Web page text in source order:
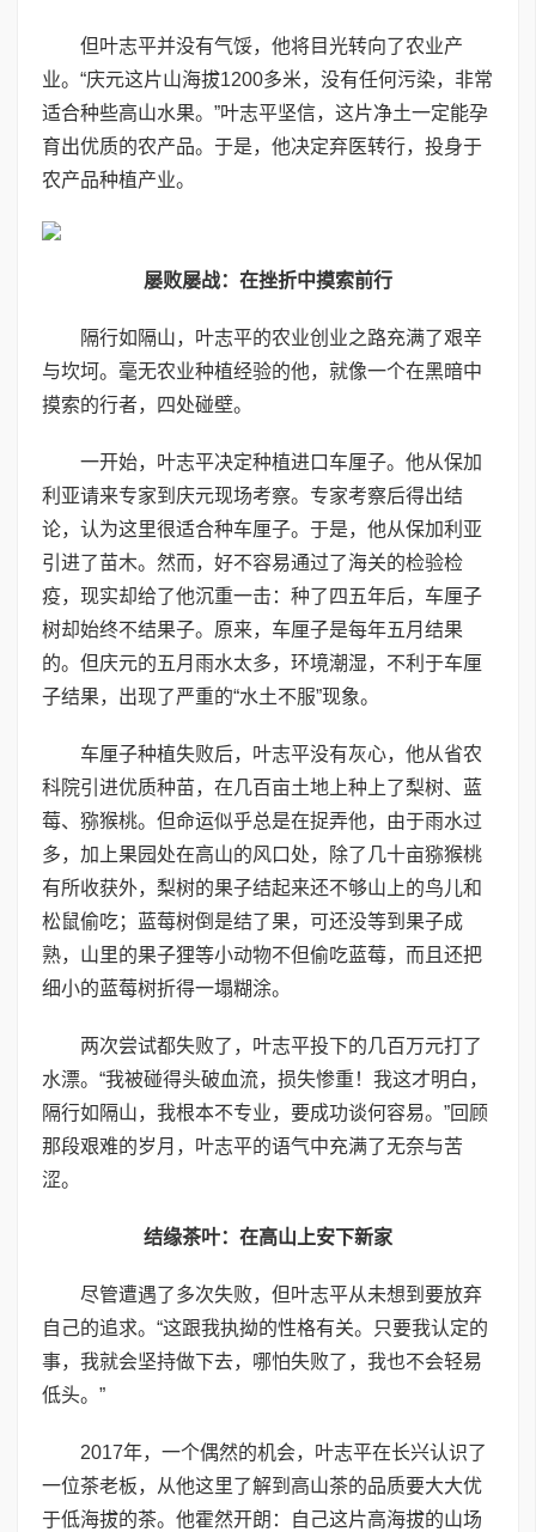
但叶志平并没有气馁，他将目光转向了农业产
业。“庆元这片山海拔1200多米，没有任何污染，非常
适合种些高山水果。”叶志平坚信，这片净土一定能孕
育出优质的农产品。于是，他决定弃医转行，投身于
农产品种植产业。
屡败屡战：在挫折中摸索前行
隔行如隔山，叶志平的农业创业之路充满了艰辛
与坎坷。毫无农业种植经验的他，就像一个在黑暗中
摸索的行者，四处碰壁。
一开始，叶志平决定种植进口车厘子。他从保加
利亚请来专家到庆元现场考察。专家考察后得出结
论，认为这里很适合种车厘子。于是，他从保加利亚
引进了苗木。然而，好不容易通过了海关的检验检
疫，现实却给了他沉重一击：种了四五年后，车厘子
树却始终不结果子。原来，车厘子是每年五月结果
的。但庆元的五月雨水太多，环境潮湿，不利于车厘
子结果，出现了严重的“水土不服”现象。
车厘子种植失败后，叶志平没有灰心，他从省农
科院引进优质种苗，在几百亩土地上种上了梨树、蓝
莓、猕猴桃。但命运似乎总是在捉弄他，由于雨水过
多，加上果园处在高山的风口处，除了几十亩猕猴桃
有所收获外，梨树的果子结起来还不够山上的鸟儿和
松鼠偷吃；蓝莓树倒是结了果，可还没等到果子成
熟，山里的果子狸等小动物不但偷吃蓝莓，而且还把
细小的蓝莓树折得一塌糊涂。
两次尝试都失败了，叶志平投下的几百万元打了
水漂。“我被碰得头破血流，损失惨重！我这才明白，
隔行如隔山，我根本不专业，要成功谈何容易。”回顾
那段艰难的岁月，叶志平的语气中充满了无奈与苦
涩。
结缘茶叶：在高山上安下新家
尽管遭遇了多次失败，但叶志平从未想到要放弃
自己的追求。“这跟我执拗的性格有关。只要我认定的
事，我就会坚持做下去，哪怕失败了，我也不会轻易
低头。”
2017年，一个偶然的机会，叶志平在长兴认识了
一位茶老板，从他这里了解到高山茶的品质要大大优
于低海拔的茶。他霍然开朗：自己这片高海拔的山场